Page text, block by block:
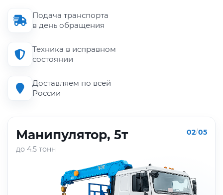
Подача транспорта
в день обращения
Техника в исправном
состоянии
Доставляем по всей
России
Манипулятор, 5т
до 4.5 тонн
02/05